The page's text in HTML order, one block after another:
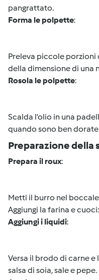
pangrattato.
Forma le polpette:
Preleva piccole
della dimensione di una
Rosola le polpette:
Scalda l’olio in una
quando sono ben
Preparazione della
Prepara il roux:
Metti il burro nel
Aggiungi la farina e cuoci:
Aggiungi i liquidi:
Versa il brodo di carne e
salsa di soia, sale e